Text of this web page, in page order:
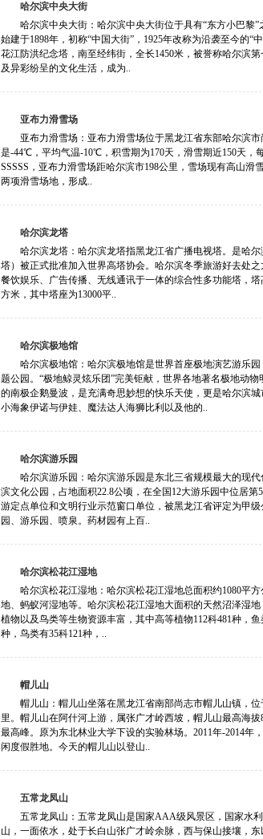
哈尔滨中央大街
哈尔滨中央大街：哈尔滨中央大街位于具有“东方小巴黎
始建于1898年，初称“中国大街”，1925年改称为沿袭至今的
花江防洪纪念塔，南至经纬街，全长1450米，被誉称哈尔滨
及异彩纷呈的文化生活，成为..
亚布力滑雪场
亚布力滑雪场：亚布力滑雪场位于黑龙江省东部哈尔滨
是-44℃，平均气温-10℃，积雪期为170天，滑雪期近150天，
SSSSS，亚布力滑雪场距哈尔滨市198公里，雪场现有高山
两项滑雪场地，形成..
哈尔滨龙塔
哈尔滨龙塔：哈尔滨龙塔指黑龙江省广播电视塔。是哈
塔）被正式批准加入世界高塔协会。哈尔滨冬季旅游好去处
餐饮娱乐、广告传播、无线通讯于一体的综合性多功能塔，
方米，其中塔座为13000平..
哈尔滨极地馆
哈尔滨极地馆：哈尔滨极地馆是世界首座极地演艺游乐
题公园。“极地鲸灵炫乐团”完美钜献，世界各地著名极地动
的南极企鹅曼波，是充满奇思妙想的快乐天使，更是哈尔滨
小海象伊诺与伊娃、魔法达人海狮比利以及他的..
哈尔滨游乐园
哈尔滨游乐园：哈尔滨游乐园是东北三省规模最大的现
滨文化公园，占地面积22.8公顷，在全国12大游乐园中位居
游定点单位和文明行业示范窗口单位，被黑龙江省评定为甲
园、游乐园、喷泉。药材园有上百..
哈尔滨松花江湿地
哈尔滨松花江湿地：哈尔滨松花江湿地总面积约1080平
地、蚂蚁河湿地等。哈尔滨松花江湿地大面积的天然沼泽湿
植物以及鸟类等生物资源丰富，其中高等植物112科481种，
种，鸟类有35科121种，..
帽儿山
帽儿山：帽儿山坐落在黑龙江省南部尚志市帽儿山镇，
里。帽儿山在阿什河上游，属张广才岭西坡，帽儿山最高海
最高峰。原为东北林业大学下设的实验林场。2011年-2014
闲度假胜地。今天的帽儿山以登山..
五常龙凤山
五常龙凤山：五常龙凤山是国家AAA级风景区，国家水
山，一面依水，处于长白山张广才岭余脉，西与保山接壤，